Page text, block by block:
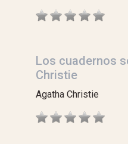
Los cuadernos
Christie
Agatha Christie